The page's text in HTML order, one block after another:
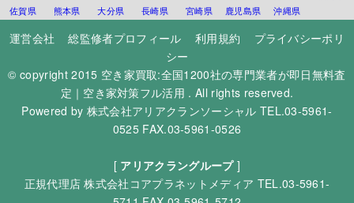
佐賀県
熊本県 大分県 長崎県 宮崎県 鹿児島県 沖縄県
運営会社 総監修者プロフィール 利用規約
プライバシーポリ
シー
© copyright 2015 空き家買取:全国1200社の専門業者が即日無料査
定｜空き家対策フル活用 . All rights reserved.
Powered by 株式会社アリアクランソーシャル TEL.03-5961-
0525 FAX.03-5961-0526
[ アリアクラングループ]
正規代理店株式会社コアプラネットメディア TEL.03-5961-